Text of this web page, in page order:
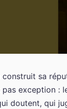
construit sa
pas exception :
doutent, qui